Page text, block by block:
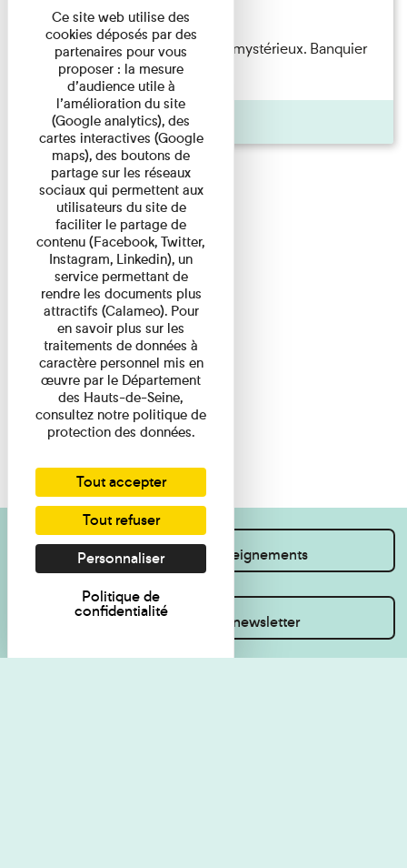
Du 15/08/2026 au 15/08/2026
Albert Kahn est un personnage mystérieux. Banquier
d'origine modeste, il a ...
Agenda
Je souhaite des renseignements
Inscrivez-vous à la newsletter
Ce site web utilise des
cookies déposés par des
partenaires pour vous
proposer : la mesure
d’audience utile à
l’amélioration du site
(Google analytics), des
cartes interactives (Google
maps), des boutons de
partage sur les réseaux
sociaux qui permettent aux
utilisateurs du site de
faciliter le partage de
contenu (Facebook, Twitter,
Instagram, Linkedin), un
service permettant de
rendre les documents plus
attractifs (Calameo). Pour
en savoir plus sur les
traitements de données à
caractère personnel mis en
œuvre par le Département
des Hauts-de-Seine,
consultez notre politique de
protection des données.
Tout accepter
Tout refuser
Personnaliser
Politique de
confidentialité